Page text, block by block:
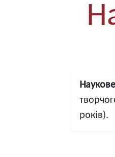
років).